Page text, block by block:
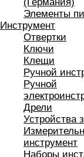
Элементы
Инструмент
Отвертки
Ключи
Клещи
Ручной
Ручной
Дрели
Устройства
инструмент
Наборы